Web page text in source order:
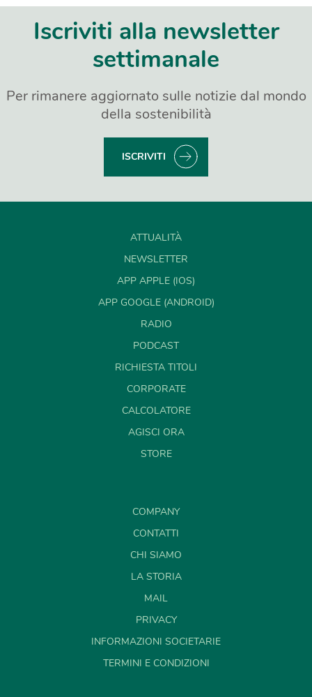
Iscriviti alla newsletter
settimanale
Per rimanere aggiornato sulle notizie dal mondo
della sostenibilità
ISCRIVITI
ATTUALITÀ
NEWSLETTER
APP APPLE (IOS)
APP GOOGLE (ANDROID)
RADIO
PODCAST
RICHIESTA TITOLI
CORPORATE
CALCOLATORE
AGISCI ORA
STORE
COMPANY
CONTATTI
CHI SIAMO
LA STORIA
MAIL
PRIVACY
INFORMAZIONI SOCIETARIE
TERMINI E CONDIZIONI